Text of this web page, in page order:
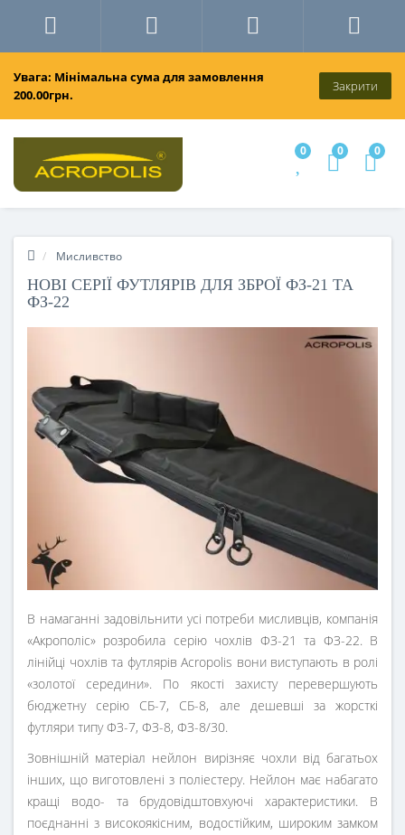
Увага: Мінімальна сума для замовлення
200.00грн.
Закрити
0 0 0
Мисливство
НОВІ СЕРІЇ ФУТЛЯРІВ ДЛЯ ЗБРОЇ ФЗ-21 ТА
ФЗ-22
В намаганні задовільнити усі потреби мисливців, компанія
«Акрополіс» розробила серію чохлів ФЗ-21 та ФЗ-22. В
лінійці чохлів та футлярів Acropolis вони виступають в ролі
«золотої середини». По якості захисту перевершують
бюджетну серію СБ-7, СБ-8, але дешевші за жорсткі
футляри типу ФЗ-7, ФЗ-8, ФЗ-8/30.
Зовнішній матеріал нейлон вирізняє чохли від багатьох
інших, що виготовлені з поліестеру. Нейлон має набагато
кращі водо- та брудовідштовхуючі характеристики. В
поєднанні з високоякісним, водостійким, широким замком